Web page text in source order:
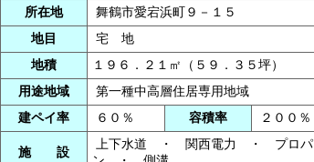
所在地
舞鶴市愛宕浜町９－１５
地目
宅 地
地積
１９６．２１㎡（５９．３５坪）
用途地域
第一種中高層住居専用地域
建ペイ率
６０％ 容積率 ２００％
施 設
上下水道 ・ 関西電力 ・ プロパ